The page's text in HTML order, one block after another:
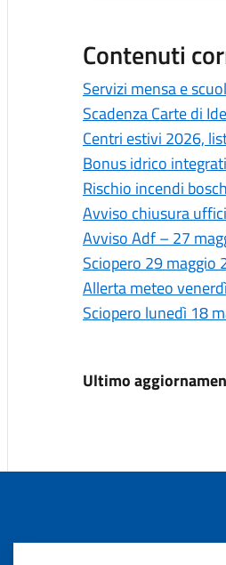
Contenuti
Servizi mensa e
Scadenza Carte di
Centri estivi 2026,
Bonus idrico
Rischio incendi
Avviso chiusura
Avviso Adf – 27
Sciopero 29 maggio
Allerta meteo
Sciopero lunedì 18
Ultimo